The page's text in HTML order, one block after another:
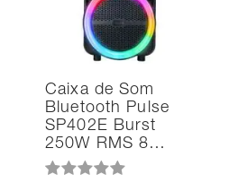
Caixa de Som
Bluetooth Pulse
SP402E Burst
250W RMS 8…